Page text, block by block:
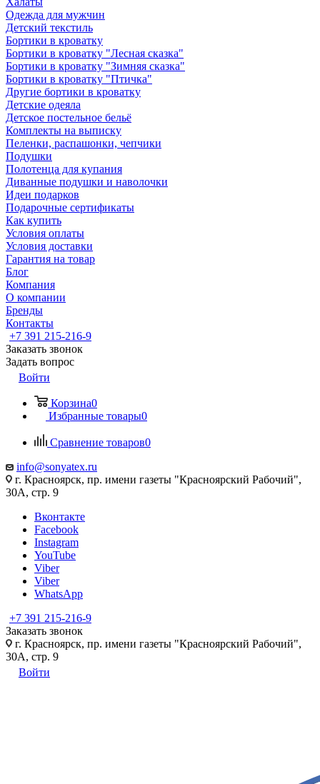
Одежда для мужчин
Детский текстиль
Бортики в кроватку
Бортики в кроватку "Лесная сказка"
Бортики в кроватку "Зимняя сказка"
Бортики в кроватку "Птичка"
Другие бортики в кроватку
Детские одеяла
Детское постельное бельё
Комплекты на выписку
Пеленки, распашонки, чепчики
Подушки
Полотенца для купания
Диванные подушки и наволочки
Идеи подарков
Подарочные сертификаты
Как купить
Условия оплаты
Условия доставки
Гарантия на товар
Блог
Компания
О компании
Бренды
Контакты
+7 391 215-216-9
Заказать звонок
Задать вопрос
Войти
Корзина0
Избранные товары0
Сравнение товаров0
info@sonyatex.ru
г. Красноярск, пр. имени газеты "Красноярский Рабочий",
30А, стр. 9
Вконтакте
Facebook
Instagram
YouTube
Viber
Viber
WhatsApp
+7 391 215-216-9
Заказать звонок
г. Красноярск, пр. имени газеты "Красноярский Рабочий",
30А, стр. 9
Войти